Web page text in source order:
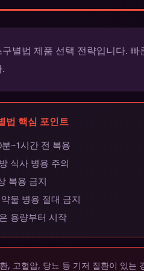
별법 제품 선택 전략입니다.
법 핵심 포인트
~1시간 전 복용
식사 병용 주의
복용 금지
물 병용 절대 금지
용량부터 시작
, 고혈압, 당뇨 등 기저 질환이 있는